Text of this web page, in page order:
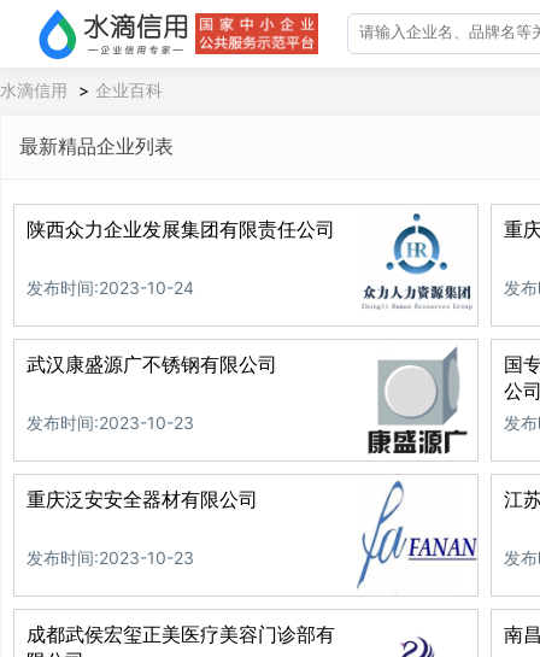
水滴信用 > 企业百科
最新精品企业列表
陕西众力企业发展集团有限责任公司
发布时间:2023-10-24
重
发
武汉康盛源广不锈钢有限公司
发布时间:2023-10-23
国
公
发
重庆泛安安全器材有限公司
发布时间:2023-10-23
江
发
成都武侯宏玺正美医疗美容门诊部有
南